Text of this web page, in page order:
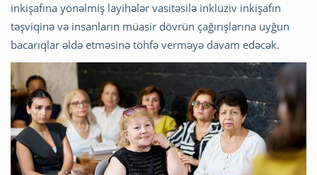
inkişafına yönəlmiş layihələr vasitəsilə inklüziv inkişafın
təşviqinə və insanların müasir dövrün çağırışlarına uyğun
bacarıqlar əldə etməsinə töhfə verməyə davam edəcək.